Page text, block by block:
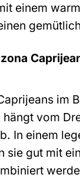
einem
im
vom
In einem
sie gut mit